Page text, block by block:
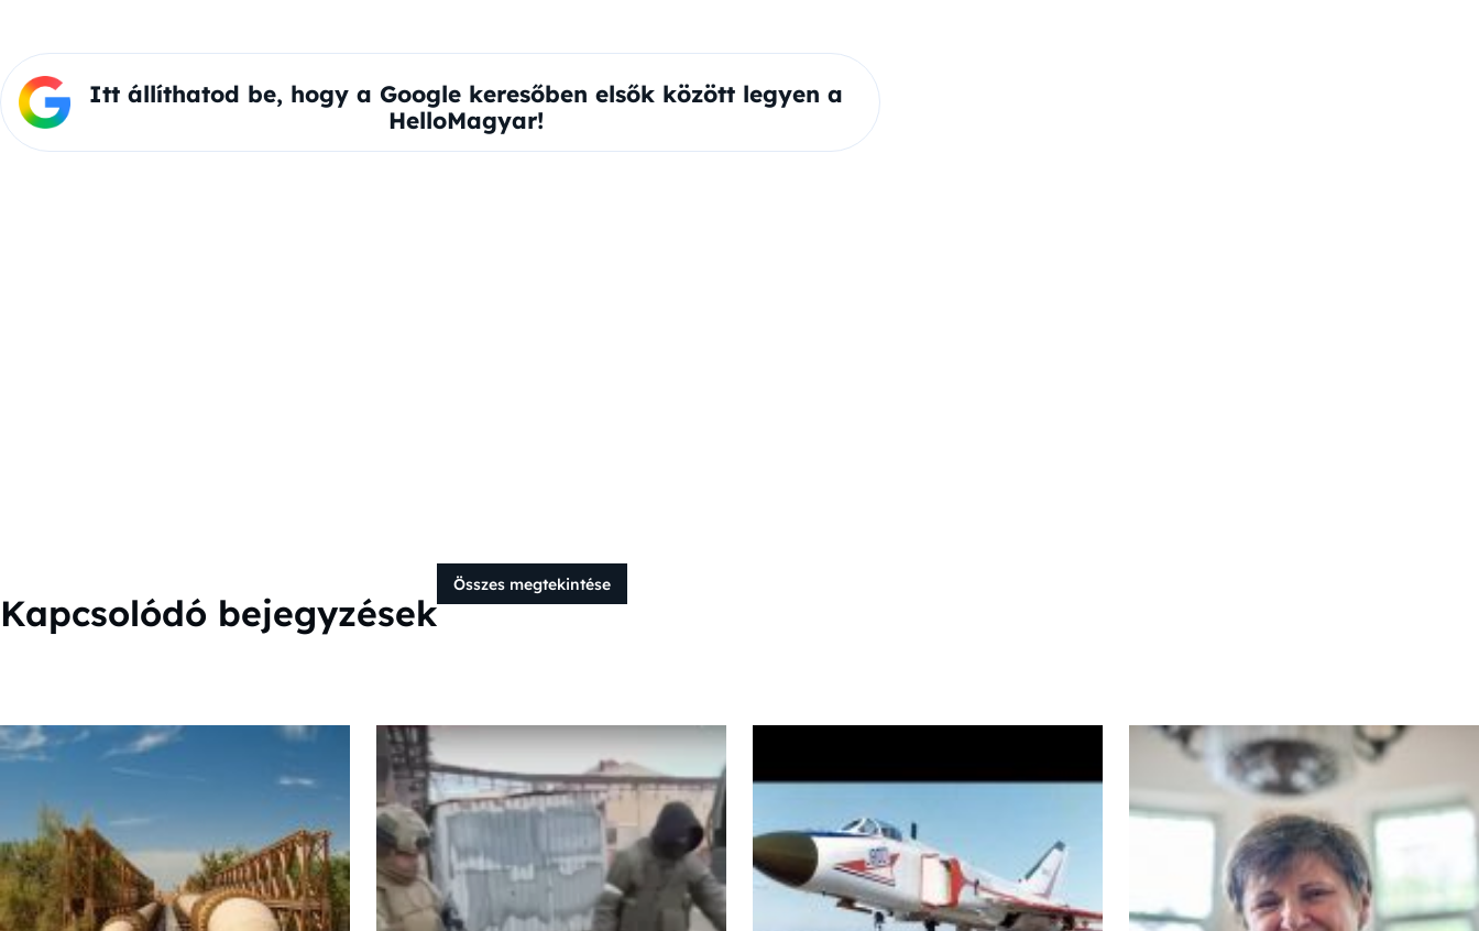
Itt állíthatod be, hogy a Google keresőben elsők között legyen a
HelloMagyar!
Kapcsolódó bejegyzések
Összes megtekintése